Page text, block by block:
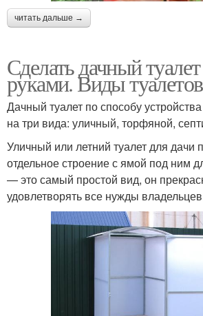
читать дальше →
Сделать дачный
руками. Виды
Дачный туалет по способу
на три вида: уличный, торфяной,
Уличный или летний туалет для дачи
отдельное строение с ямой под ним
— это самый простой вид, он
удовлетворять все нужды